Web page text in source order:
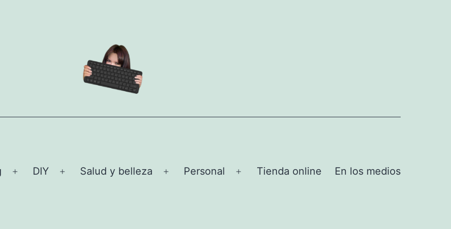
Abrir
DIY
Abrir
Salud y belleza
Abrir
Personal
Abrir
Tienda online En los medios